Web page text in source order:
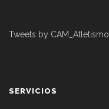
Tweets by CAM_Atletismo
SERVICIOS